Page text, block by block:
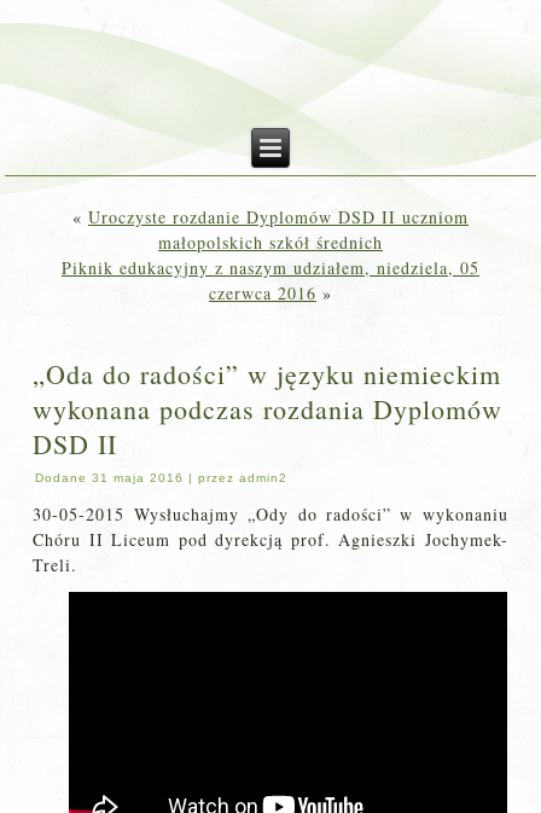
« Uroczyste rozdanie Dyplomów DSD II uczniom
małopolskich szkół średnich
Piknik edukacyjny z naszym udziałem, niedziela, 05
czerwca 2016 »
„Oda do radości” w języku niemieckim
wykonana podczas rozdania Dyplomów
DSD II
Dodane 31 maja 2016 |przez admin2
30-05-2015 Wysłuchajmy „Ody do radości” w wykonaniu
Chóru II Liceum pod dyrekcją prof. Agnieszki Jochymek-
Treli.